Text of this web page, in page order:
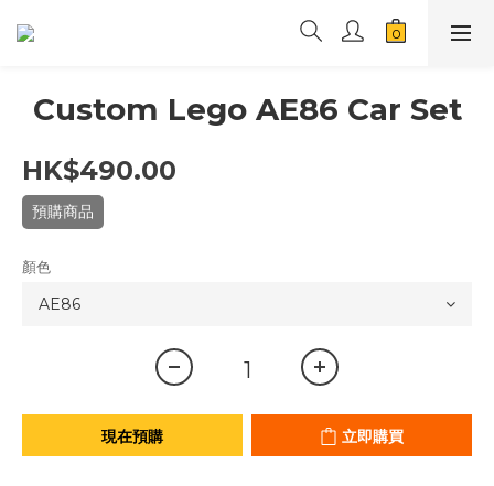
Custom Lego AE86 Car Set
HK$490.00
預購商品
顏色
現在預購 立即購買